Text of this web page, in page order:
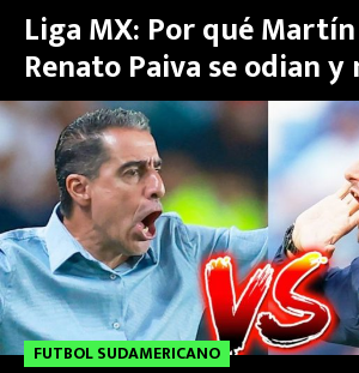
Liga MX: Por qué
Renato Paiva se odian y
saludaron en el Cruz
| Apertura 2024
FUTBOL SUDAMERICANO